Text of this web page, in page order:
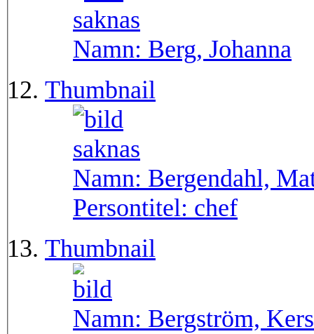
Namn: Berg, Johanna
Thumbnail
Namn: Bergendahl,
Persontitel: chef
Thumbnail
Namn: Bergström,